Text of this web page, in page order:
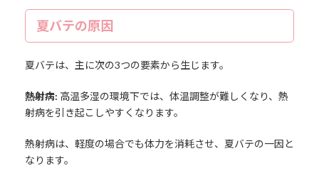
夏バテの原因
夏バテは、主に次の3つの要素から生じます。
熱射病: 高温多湿の環境下では、体温調整が難しくなり、熱
射病を引き起こしやすくなります。
熱射病は、軽度の場合でも体力を消耗させ、夏バテの一因と
なります。